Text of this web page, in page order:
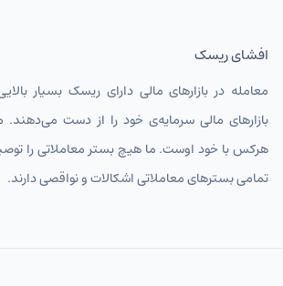
افشای ریسک
معامله در بازارهای مالی دارای ریسک بسیار
بازارهای مالی سرمایه‌ی خود را از دست
هرکس با خود اوست. ما هیچ بستر معاملاتی را
تمامی بسترهای معاملاتی اشکالات و نواقصی دارند.